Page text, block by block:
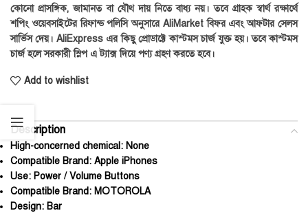
কোনো প্রাসঙ্গিক, জামানত বা যৌথ দায় নিতে বাধ্য নয়। তবে গ্রাহক স্বার্থ রক্ষার্থে
শপিং ওয়েবসাইটের রিফান্ড পলিসি অনুসারে AliMarket বিফর এবং আফটার সেলস
সার্ভিস দেয়। AliExpress এর কিছু প্রোডাক্টে কাস্টমস চার্জ যুক্ত হয়। তবে কাস্টমস
চার্জ হলে সরকারী স্লিপ এ ট্যাক্স দিয়ে পণ্য গ্রহণ করতে হবে।
Add to wishlist
Description
High-concerned chemical: None
Compatible Brand: Apple iPhones
Use: Power / Volume Buttons
Compatible Brand: MOTOROLA
Design: Bar